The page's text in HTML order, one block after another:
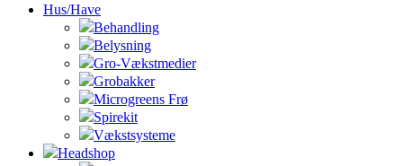
Hus/Have
Behandling
Belysning
Gro-Vækstmedier
Grobakker
Microgreens Frø
Spirekit
Vækstsysteme
Headshop